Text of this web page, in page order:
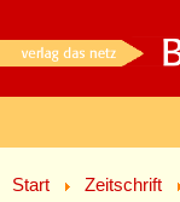
Start Zeitschrift